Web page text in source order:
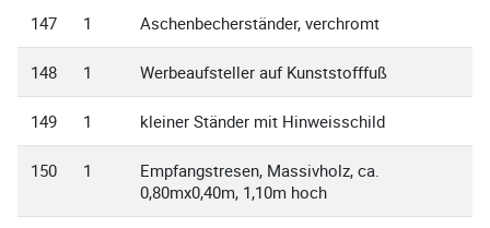
147 1 Aschenbecherständer, verchromt
148 1 Werbeaufsteller auf Kunststofffuß
149 1 kleiner Ständer mit Hinweisschild
150 1
Empfangstresen, Massivholz, ca.
0,80mx0,40m, 1,10m hoch